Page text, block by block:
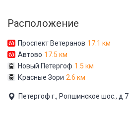
Расположение
Проспект Ветеранов 17.1 км
Автово 17.5 км
Новый Петергоф 1.5 км
Красные Зори 2.6 км
Петергоф г., Ропшинское шос., д 7